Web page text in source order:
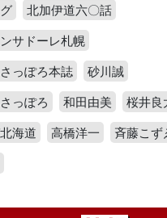
北加伊道六〇話
サドーレ札幌
っぽろ本誌
砂川誠
っぽろ
和田由美
桜井良
海道
高橋洋一
斉藤こず